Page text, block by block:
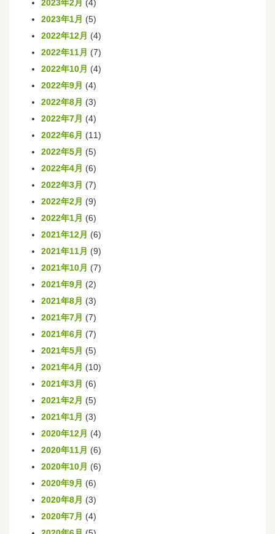
2023年2月 (4)
2023年1月 (5)
2022年12月 (4)
2022年11月 (7)
2022年10月 (4)
2022年9月 (4)
2022年8月 (3)
2022年7月 (4)
2022年6月 (11)
2022年5月 (5)
2022年4月 (6)
2022年3月 (7)
2022年2月 (9)
2022年1月 (6)
2021年12月 (6)
2021年11月 (9)
2021年10月 (7)
2021年9月 (2)
2021年8月 (3)
2021年7月 (7)
2021年6月 (7)
2021年5月 (5)
2021年4月 (10)
2021年3月 (6)
2021年2月 (5)
2021年1月 (3)
2020年12月 (4)
2020年11月 (6)
2020年10月 (6)
2020年9月 (6)
2020年8月 (3)
2020年7月 (4)